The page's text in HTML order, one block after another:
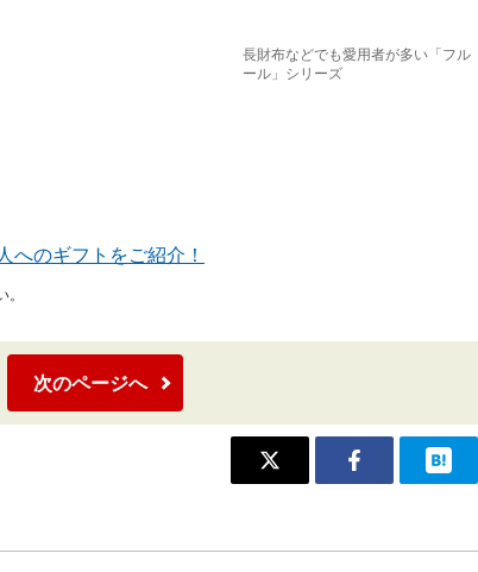
長財布などでも愛用者が多い「フル
ール」シリーズ
へのギフトをご紹介！
次のページへ